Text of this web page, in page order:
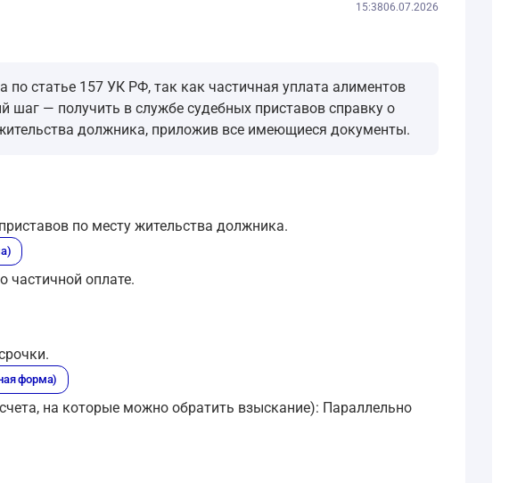
15:3806.07.2026
статье 157 УК РФ, так как частичная уплата алиментов
шаг — получить в службе судебных приставов справку о
должника, приложив все имеющиеся документы.
по месту жительства должника.
частичной оплате.
форма)
на которые можно обратить взыскание): Параллельно